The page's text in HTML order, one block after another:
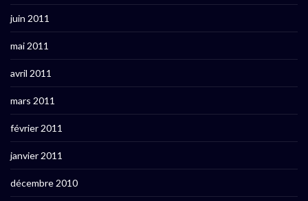
juin 2011
mai 2011
avril 2011
mars 2011
février 2011
janvier 2011
décembre 2010